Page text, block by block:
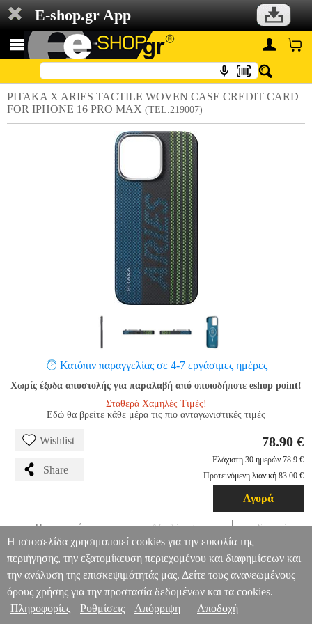
E-shop.gr App
PITAKA X ARIES TACTILE WOVEN CASE CREDIT CARD
FOR IPHONE 16 PRO MAX (TEL.219007)
Κατόπιν παραγγελίας σε 4-7 εργάσιμες ημέρες
Χωρίς έξοδα αποστολής για παραλαβή από οποιοδήποτε eshop point!
Σταθερά Χαμηλές Τιμές!
Εδώ θα βρείτε κάθε μέρα τις πιο ανταγωνιστικές τιμές
Wishlist
Share
78.90 €
Ελάχιστη 30 ημερών 78.9 €
Προτεινόμενη λιανική 83.00 €
Αγορά
Περιγραφή Αξιολόγηση Σχετικά
PITAKA X ARIES TACTILE WOVEN CASE CREDIT CARD
FOR IPHONE 16 PRO MAX
TEL.219007
PITAKA
PITAKA ΘΗΚΗ PITAKA X ARIES TACTILE WOVEN CASE
CREDIT CARD FOR IPHONE 16 PRO MAX
78.90
Πληροφορίες & Υπηρεσίες >
Η ιστοσελίδα χρησιμοποιεί cookies για την ευκολία της
περιήγησης, την εξατομίκευση περιεχομένου και διαφημίσεων και
την ανάλυση της επισκεψιμότητάς μας. Δείτε τους ανανεωμένους
όρους χρήσης για την προστασία δεδομένων και τα cookies.
Πληροφορίες
Ρυθμίσεις Απόρριψη Αποδοχή